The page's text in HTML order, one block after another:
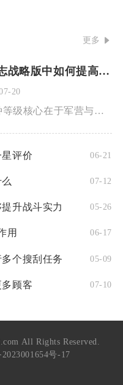
更多
在三国志战略版中如何提高兵种的等级
20
提高兵种等级核心在于军营与科技升级、武将适性强化、实战练级积...
评价 06-21
07-12
升战斗实力 05-26
用 06-17
个搜刮任务 05-09
顾客 07-10
All Rights Reserved.
号-17